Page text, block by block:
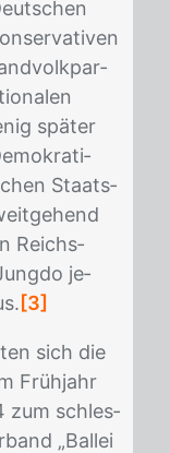
spä­ter
Staats­
Reichs­
je­
[3]
sich die
Früh­jahr
zum schles­
„Bal­lei